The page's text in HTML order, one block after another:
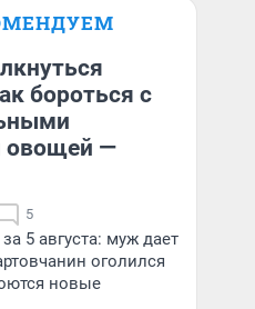
бороться с
овощей —
5
5 августа: муж дает
оголился
новые